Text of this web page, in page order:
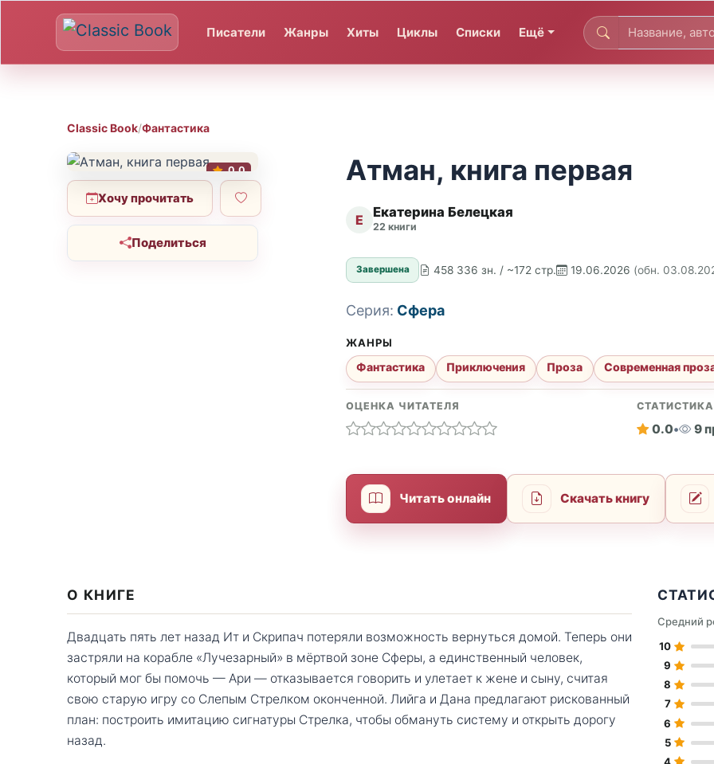
Писатели Жанры Хиты Циклы Списки Ещё
Classic Book/Фантастика
0.0
Хочу прочитать
Поделиться
Атман, книга первая
Е Екатерина Белецкая
22 книги
Завершена 458 336 зн. / ~172 стр. 19.06.2026 (обн.
Серия: Сфера
ЖАНРЫ
Фантастика Приключения Проза Современная
ОЦЕНКА ЧИТАТЕЛЯ СТАТИСТИКА
0.0• 9
Читать онлайн Скачать книгу
О КНИГЕ
Двадцать пять лет назад Ит и Скрипач потеряли возможность вернуться домой. Теперь они
застряли на корабле «Лучезарный» в мёртвой зоне Сферы, а единственный человек,
который мог бы помочь — Ари — отказывается говорить и улетает к жене и сыну, считая
свою старую игру со Слепым Стрелком оконченной. Лийга и Дана предлагают рискованный
план: построить имитацию сигнатуры Стрелка, чтобы обмануть систему и открыть дорогу
назад.
Средний
10
9
8
7
6
5
4